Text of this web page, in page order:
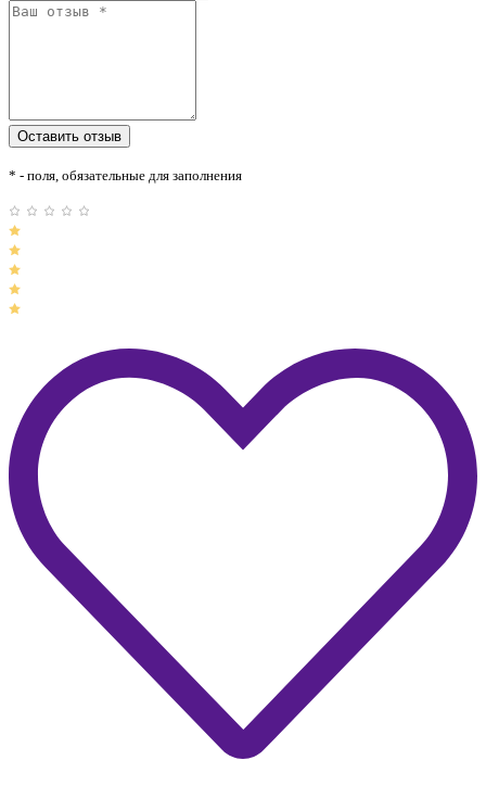
* - поля, обязательные для заполнения